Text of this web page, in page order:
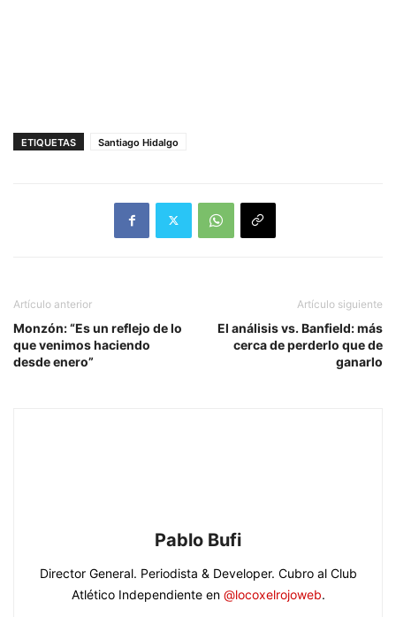
ETIQUETAS Santiago Hidalgo
Artículo anterior
Monzón: “Es un reflejo de lo
que venimos haciendo
desde enero”
Artículo siguiente
El análisis vs. Banfield: más
cerca de perderlo que de
ganarlo
Pablo Bufi
Director General. Periodista & Developer. Cubro al Club
Atlético Independiente en @locoxelrojoweb.